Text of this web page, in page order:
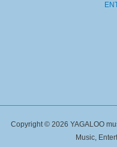
Copyright © 2026 YAGALOO
Music,